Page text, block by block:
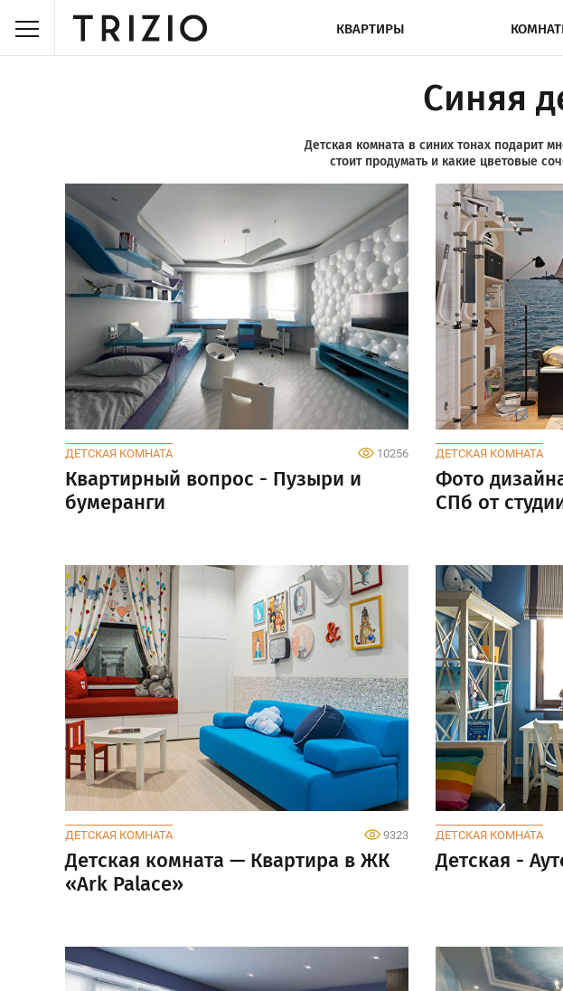
КВАРТИРЫ
Синяя
Детская комната в синих тонах подарит
стоит продумать и какие цветовые
ДЕТСКАЯ КОМНАТА 10256
Квартирный вопрос - Пузыри и
бумеранги
ДЕТСКАЯ КОМНАТА
Фото
СПб от
ДЕТСКАЯ КОМНАТА 9323
Детская комната — Квартира в ЖК
«Ark Palace»
ДЕТСКАЯ КОМНАТА
Детская -